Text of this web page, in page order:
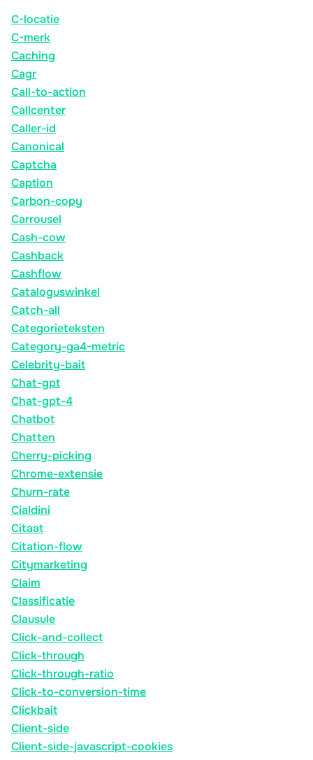
C-locatie
C-merk
Caching
Cagr
Call-to-action
Callcenter
Caller-id
Canonical
Captcha
Caption
Carbon-copy
Carrousel
Cash-cow
Cashback
Cashflow
Cataloguswinkel
Catch-all
Categorieteksten
Category-ga4-metric
Celebrity-bait
Chat-gpt
Chat-gpt-4
Chatbot
Chatten
Cherry-picking
Chrome-extensie
Churn-rate
Cialdini
Citaat
Citation-flow
Citymarketing
Claim
Classificatie
Clausule
Click-and-collect
Click-through
Click-through-ratio
Click-to-conversion-time
Clickbait
Client-side
Client-side-javascript-cookies